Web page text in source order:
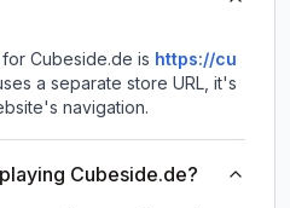
Cubeside.de is https://cu
a separate store URL, it's
navigation.
Cubeside.de?